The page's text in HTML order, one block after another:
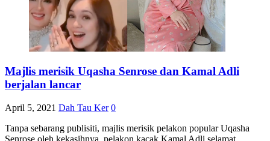
Majlis merisik Uqasha Senrose dan Kamal Adli
berjalan lancar
April 5, 2021 Dah Tau Ker 0
Tanpa sebarang publisiti, majlis merisik pelakon popular Uqasha